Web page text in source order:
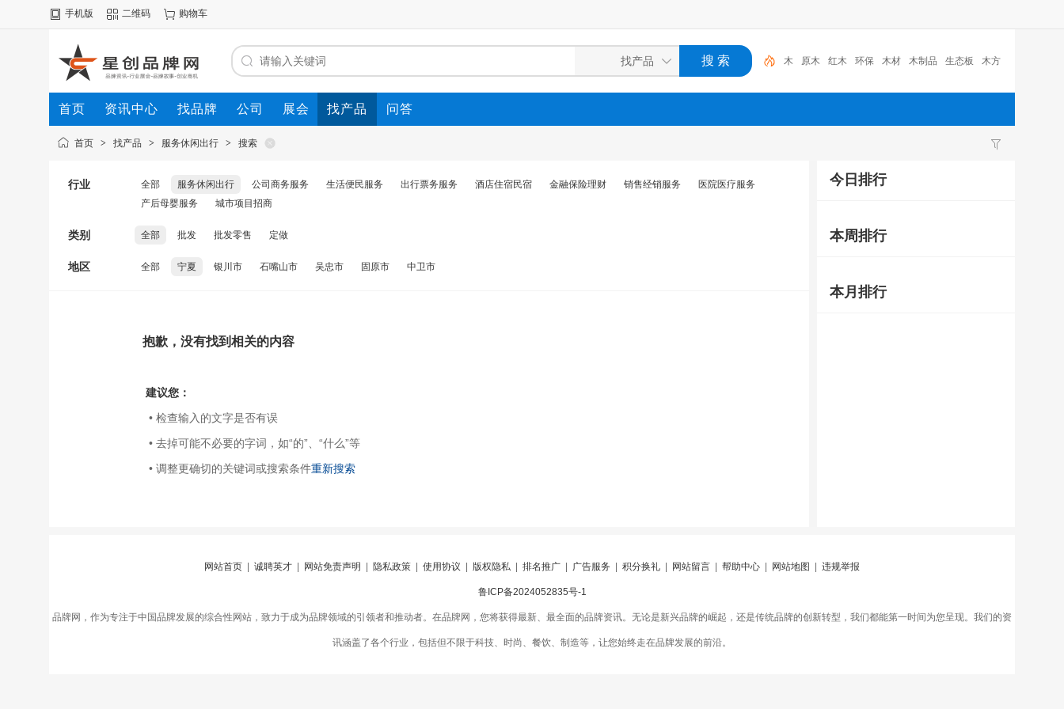
手机版 二维码 购物车
木 原木 红木 环保 木材 木制品 生态板 木方
多层板 人造板
首页 资讯中心 找品牌 公司 展会 找产品 问答
首页 > 找产品 > 服务休闲出行 > 搜索
行业 全部 服务休闲出行 公司商务服务 生活便民服务 出行票务服务 酒店住宿民宿 金融保险理财 销售经销服务
医院医疗服务
产后母婴服务
城市项目招商
类别 全部 批发 批发零售 定做
地区 全部 宁夏 银川市 石嘴山市 吴忠市 固原市 中卫市
抱歉，没有找到相关的内容
建议您：
• 检查输入的文字是否有误
• 去掉可能不必要的字词，如“的”、“什么”等
• 调整更确切的关键词或搜索条件重新搜索
今日排行
本周排行
本月排行
网站首页 诚聘英才 网站免责声明 隐私政策 使用协议 版权隐私 排名推广 广告服务 积分换礼 网站留言 帮助中心 网站地图 违规举报
鲁ICP备2024052835号-1
品牌网，作为专注于中国品牌发展的综合性网站，致力于成为品牌领域的引领者和推动者。在品牌网，您将获得最新、最全面的品牌资讯。无论是新兴品牌的崛起，还是传统品牌的创新转型，我们都能第一时间为您呈现。我们的资
讯涵盖了各个行业，包括但不限于科技、时尚、餐饮、制造等，让您始终走在品牌发展的前沿。